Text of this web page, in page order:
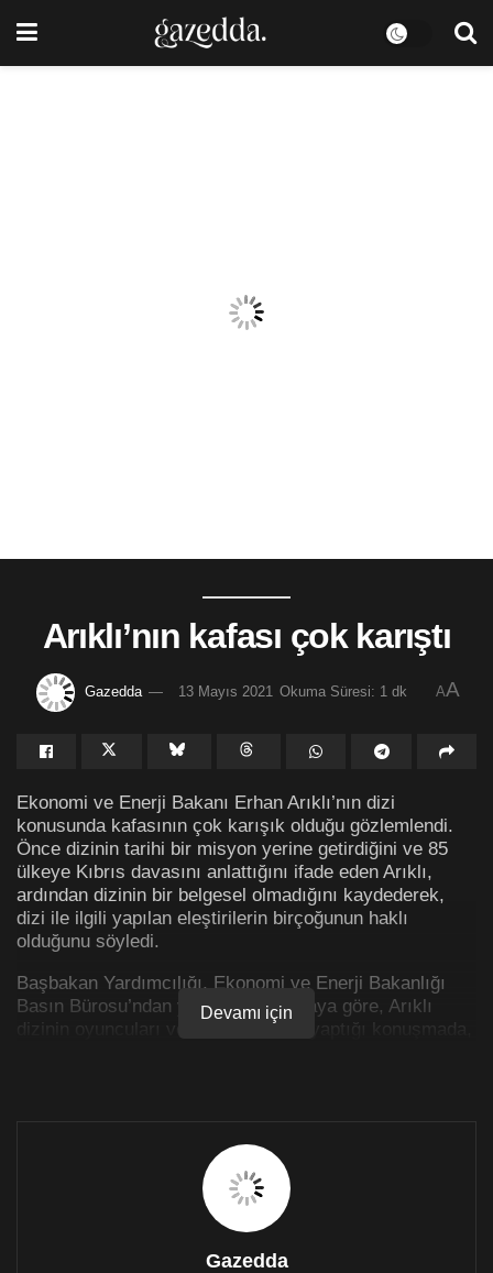
Arıklı’nın kafası çok karıştı
Gazedda 13 Mayıs 2021 Okuma Süresi: 1 dk AA
Ekonomi ve Enerji Bakanı Erhan Arıklı’nın dizi
konusunda kafasının çok karışık olduğu gözlemlendi.
Önce dizinin tarihi bir misyon yerine getirdiğini ve 85
ülkeye Kıbrıs davasını anlattığını ifade eden Arıklı,
ardından dizinin bir belgesel olmadığını kaydederek,
dizi ile ilgili yapılan eleştirilerin birçoğunun haklı
olduğunu söyledi.
Başbakan Yardımcılığı, Ekonomi ve Enerji Bakanlığı
Basın Bürosu’ndan yapılan açıklamaya göre, Arıklı
dizinin oyuncuları ve teknik ekibine yaptığı konuşmada,
belgesel olmadığını da ifade ederek, “eleştirilerin
birçoğu doğru ve haklı eleştiriler. Keşke senaryoyu
yazan arkadaşlarımız bu gerçek kahramanların
yaşadıkları hikayeleri dinleme imkânı bulsalar. Senaryo
o zaman çok daha zenginleşir” dedi.
Devamı için
Gazedda